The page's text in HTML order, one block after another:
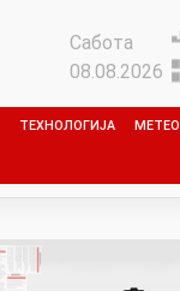
Сабота
08.08.2026
ТЕХНОЛОГИЈА МЕТЕО